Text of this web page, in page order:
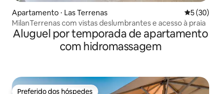
Apartamento ⋅ Las Terrenas 5 de uma
5 (30)
MilanTerrenas com vistas deslumbrantes e acesso à praia
Aluguel por temporada de apartamento
com hidromassagem
Preferido dos hóspedes